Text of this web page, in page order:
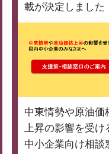
載が決定しました
中東情勢や原油価
上昇の影響を受け
中小企業向け相談